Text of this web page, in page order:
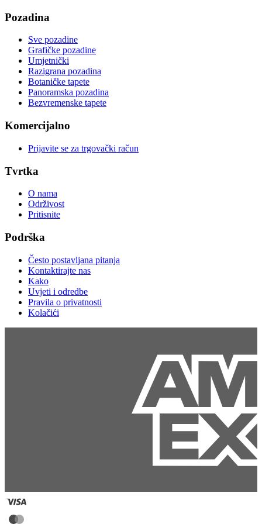
Pozadina
Sve pozadine
Grafičke pozadine
Umjetnički
Razigrana pozadina
Botaničke tapete
Panoramska pozadina
Bezvremenske tapete
Komercijalno
Prijavite se za trgovački račun
Tvrtka
O nama
Održivost
Pritisnite
Podrška
Često postavljana pitanja
Kontaktirajte nas
Kako
Uvjeti i odredbe
Pravila o privatnosti
Kolačići